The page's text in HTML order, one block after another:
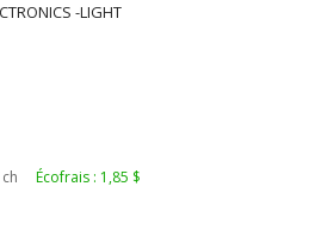
-LIGHT
Écofrais : 1,85 $